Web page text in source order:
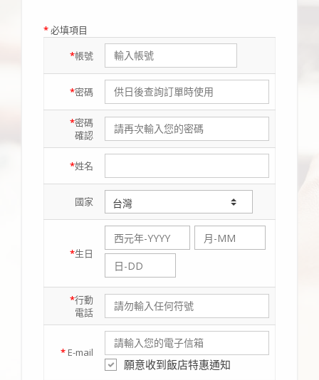
*必填項目
*帳號
*密碼
*密碼
確認
*姓名
國家
*生日
*行動
電話
* E-mail
願意收到飯店特惠通知